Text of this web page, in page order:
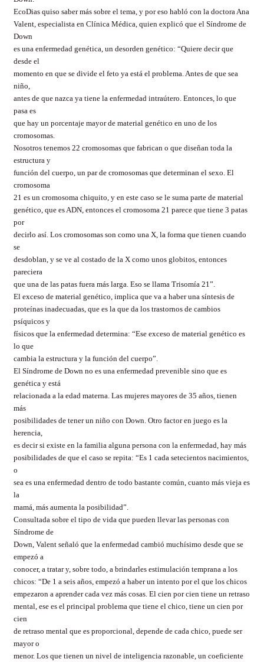
EcoDias quiso saber más sobre el tema, y por eso habló con la doctora Ana
Valent, especialista en Clínica Médica, quien explicó que el Síndrome de
Down
es una enfermedad genética, un desorden genético: “Quiere decir que
desde el
momento en que se divide el feto ya está el problema. Antes de que sea
niño,
antes de que nazca ya tiene la enfermedad intraútero. Entonces, lo que
pasa es
que hay un porcentaje mayor de material genético en uno de los
cromosomas.
Nosotros tenemos 22 cromosomas que fabrican o que diseñan toda la
estructura y
función del cuerpo, un par de cromosomas que determinan el sexo. El
cromosoma
21 es un cromosoma chiquito, y en este caso se le suma parte de material
genético, que es ADN, entonces el cromosoma 21 parece que tiene 3 patas
por
decirlo así. Los cromosomas son como una X, la forma que tienen cuando
se
desdoblan, y se ve al costado de la X como unos globitos, entonces
pareciera
que una de las patas fuera más larga. Eso se llama Trisomía 21”.
El exceso de material genético, implica que va a haber una síntesis de
proteínas inadecuadas, que es la que da los trastornos de cambios
psíquicos y
físicos que la enfermedad determina: “Ese exceso de material genético es
lo que
cambia la estructura y la función del cuerpo”.
El Síndrome de Down no es una enfermedad prevenible sino que es
genética y está
relacionada a la edad materna. Las mujeres mayores de 35 años, tienen
más
posibilidades de tener un niño con Down. Otro factor en juego es la
herencia,
es decir si existe en la familia alguna persona con la enfermedad, hay más
posibilidades de que el caso se repita: “Es 1 cada setecientos nacimientos,
o
sea es una enfermedad dentro de todo bastante común, cuanto más vieja es
la
mamá, más aumenta la posibilidad”.
Consultada sobre el tipo de vida que pueden llevar las personas con
Síndrome de
Down, Valent señaló que la enfermedad cambió muchísimo desde que se
empezó a
conocer, a tratar y, sobre todo, a brindarles estimulación temprana a los
chicos: “De 1 a seis años, empezó a haber un intento por el que los chicos
empezaron a aprender cada vez más cosas. El cien por cien tiene un retraso
mental, ese es el principal problema que tiene el chico, tiene un cien por
cien
de retraso mental que es proporcional, depende de cada chico, puede ser
mayor o
menor. Los que tienen un nivel de inteligencia razonable, un coeficiente